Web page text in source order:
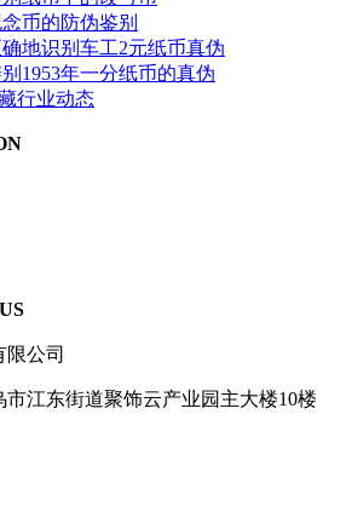
念币的防伪鉴别
确地识别车工2元纸币真伪
别1953年一分纸币的真伪
行业动态
公司
江东街道聚饰云产业园主大楼10楼